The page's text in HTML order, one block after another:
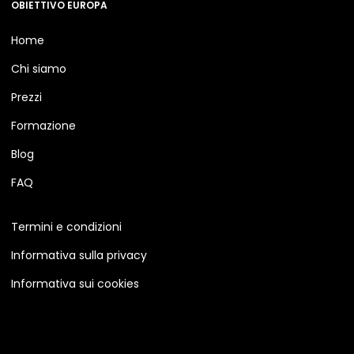
OBIETTIVO EUROPA
Home
Chi siamo
Prezzi
Formazione
Blog
FAQ
Termini e condizioni
Informativa sulla privacy
Informativa sui cookies